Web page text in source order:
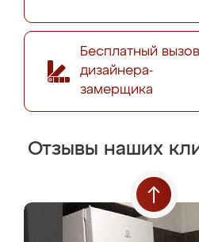
Бесплатный вызов
дизайнера-
замерщика
Отзывы наших